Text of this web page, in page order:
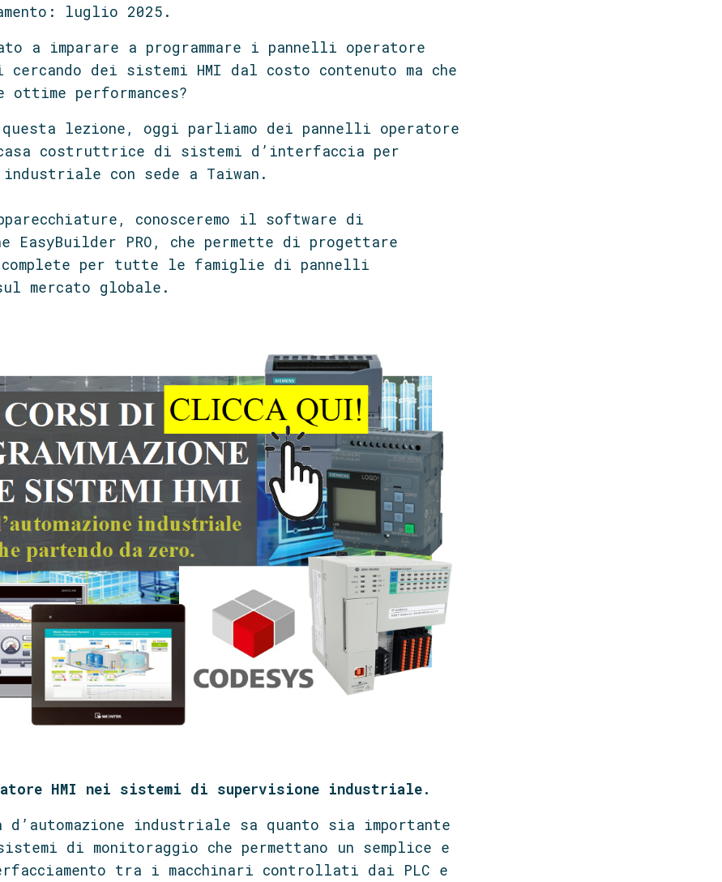
luglio 2025.
a imparare a programmare i pannelli operatore
cercando dei sistemi HMI dal costo contenuto ma che
performances?
questa lezione, oggi parliamo dei pannelli operatore
costruttrice di sistemi d’interfaccia per
industriale con sede a Taiwan.
conosceremo il software di
EasyBuilder PRO, che permette di progettare
per tutte le famiglie di pannelli
mercato globale.
HMI nei sistemi di supervisione industriale.
d’automazione industriale sa quanto sia importante
di monitoraggio che permettano un semplice e
tra i macchinari controllati dai PLC e